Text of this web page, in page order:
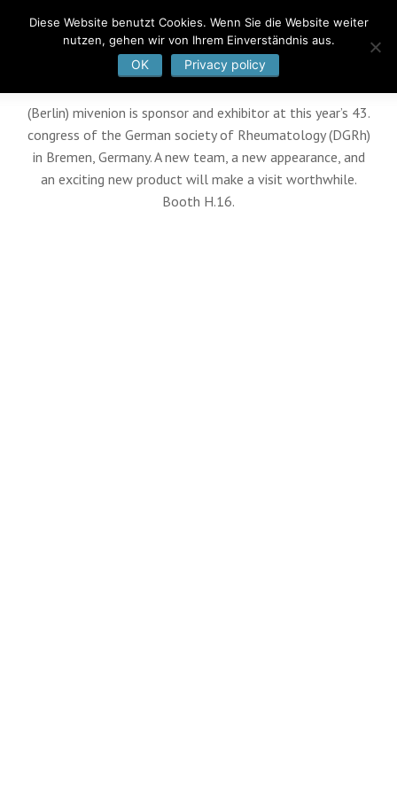
(Berlin) mivenion is sponsor and exhibitor at this year’s 43.
congress of the German society of Rheumatology (DGRh)
in Bremen, Germany. A new team, a new appearance, and
an exciting new product will make a visit worthwhile.
Booth H.16.
Diese Website benutzt Cookies. Wenn Sie die Website weiter
nutzen, gehen wir von Ihrem Einverständnis aus.
OK Privacy policy